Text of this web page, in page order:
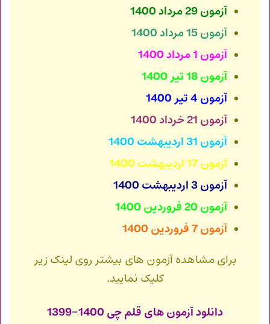
آزمون 29 مرداد 1400
آزمون 15 مرداد 1400
آزمون 1 مرداد 1400
آزمون 18 تیر 1400
آزمون 4 تیر 1400
آزمون 21 خرداد 1400
آزمون 31 اردیبهشت 1400
آزمون 17 اردیبهشت 1400
آزمون 3 اردیبهشت 1400
آزمون 20 فروردین 1400
آزمون 7 فروردین 1400
برای مشاهده آزمون های بیشتر روی لینک زیر
کلیک نمایید.
دانلود آزمون های قلم چی 1400-1399